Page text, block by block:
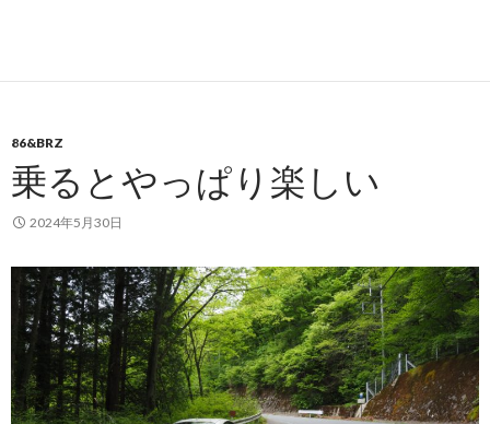
86&BRZ
乗るとやっぱり楽しい
2024年5月30日